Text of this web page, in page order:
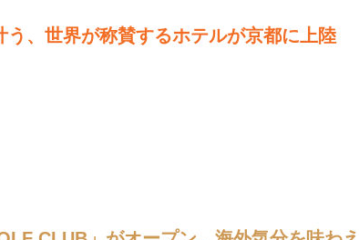
う、世界が称賛するホテルが京都に上陸